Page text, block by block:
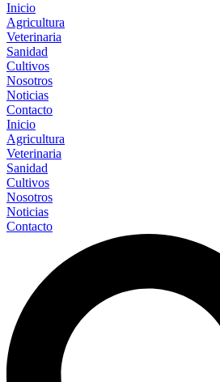
Inicio
Agricultura
Veterinaria
Sanidad
Cultivos
Nosotros
Noticias
Contacto
Inicio
Agricultura
Veterinaria
Sanidad
Cultivos
Nosotros
Noticias
Contacto